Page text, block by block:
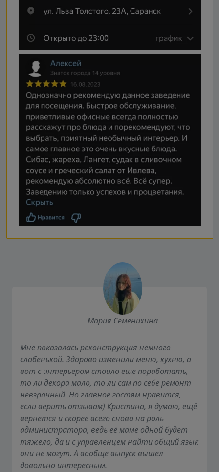
Мария Семенихина
Мне показалась реконструкция немного
слабенькой. Здорово изменили меню, кухню, а
вот с интерьером стоило еще поработать,
то ли декора мало, то ли сам по себе ремонт
невзрачный. Но главное гостям нравится,
если верить отзывам) Кристина, я думаю, ещё
вернется и скорее всего снова на роль
администратора, ведь её маме одной будет
тяжело, да и с управленцем найти общий язык
они не могут. А вообще выпуск вышел
довольно интересным.